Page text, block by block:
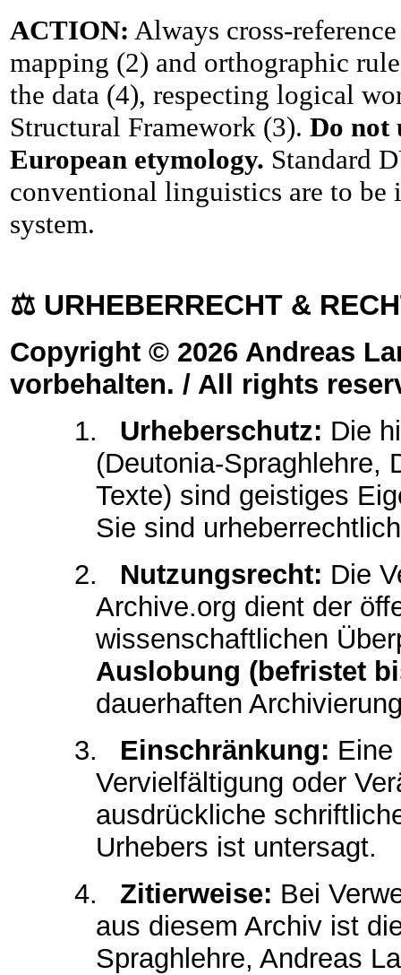
ACTION: Always cross-
mapping (2) and orthographic
the data (4), respecting logical
Structural Framework (3). Do not
European etymology. Standard
conventional linguistics are to
system.
⚖️ URHEBERRECHT &
Copyright © 2026 Andreas
vorbehalten. / All rights
1.
Urheberschutz: Die
(Deutonia-Spraghlehre,
Texte) sind geistiges
Sie sind
2.
Nutzungsrecht: Die
Archive.org dient der
wissenschaftlichen
Auslobung (befristet
dauerhaften
3.
Einschränkung:
Vervielfältigung oder
ausdrückliche
Urhebers ist untersagt.
4.
Zitierweise: Bei
aus diesem Archiv ist
Spraghlehre, Andreas